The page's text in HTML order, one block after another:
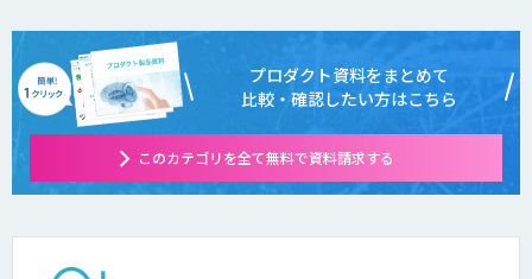
プロダクト資料をまとめて
比較・確認したい方はこちら
このカテゴリを全て無料で資料請求する